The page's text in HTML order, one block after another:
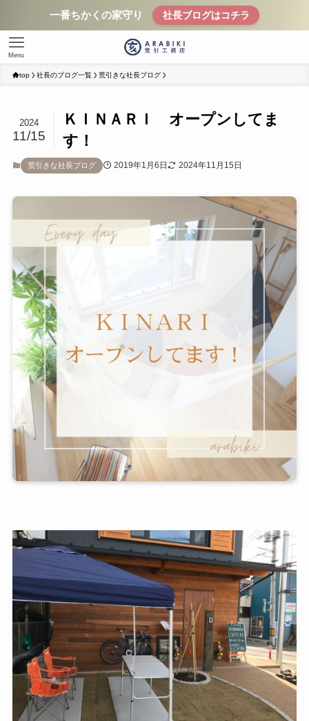
一番ちかくの家守り 社長ブログはコチラ
Menu
top 社長のブログ一覧 荒引きな社長ブログ
ＫＩＮＡＲＩ オープンしてま
す！
2024
11/15
荒引きな社長ブログ 2019年1月6日 2024年11月15日